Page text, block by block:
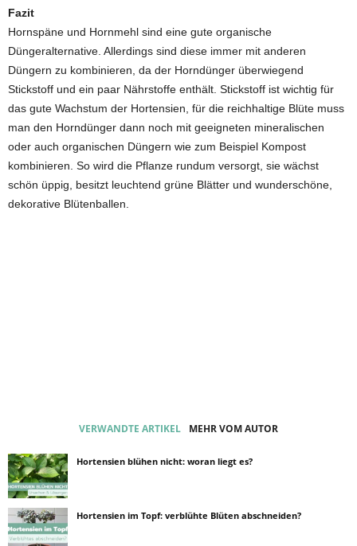
Fazit
Hornspäne und Hornmehl sind eine gute organische
Düngeralternative. Allerdings sind diese immer mit anderen
Düngern zu kombinieren, da der Horndünger überwiegend
Stickstoff und ein paar Nährstoffe enthält. Stickstoff ist wichtig für
das gute Wachstum der Hortensien, für die reichhaltige Blüte muss
man den Horndünger dann noch mit geeigneten mineralischen
oder auch organischen Düngern wie zum Beispiel Kompost
kombinieren. So wird die Pflanze rundum versorgt, sie wächst
schön üppig, besitzt leuchtend grüne Blätter und wunderschöne,
dekorative Blütenballen.
VERWANDTE ARTIKEL MEHR VOM AUTOR
Hortensien blühen nicht: woran liegt es?
Hortensien im Topf: verblühte Blüten abschneiden?